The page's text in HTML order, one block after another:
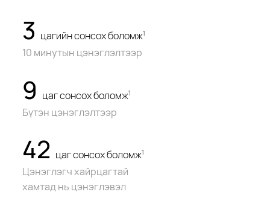
3 цагийн сонсох боломж1
10 минутын цэнэглэлтээр
9 цаг сонсох боломж1
Бүтэн цэнэглэлтээр
42 цаг сонсох боломж1
Цэнэглэгч хайрцагтай
хамтад нь цэнэглэвэл